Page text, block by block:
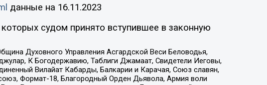
данные на 16.11.2023
судом принято вступившее в законную
Духовного Управления Асгардской Веси Беловодья,
К Богодержавию, Таблиги Джамаат, Свидетели Иеговы,
Вилайат Кабарды, Балкарии и Карачая, Союз славян,
Формат-18, Благородный Орден Дьявола, Армия воли